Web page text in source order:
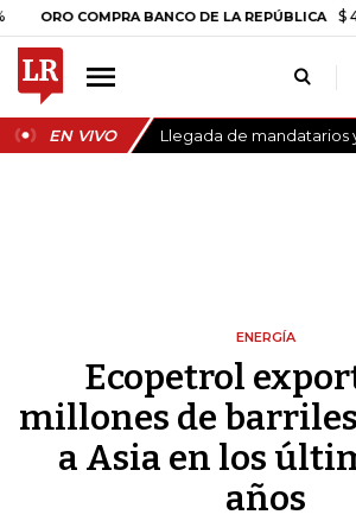
COMPRA BANCO DE LA REPÚBLICA $
EN VIVO Llegada de mandatarios
ENERGÍA
Ecopetrol
millones de
a Asia en los
años